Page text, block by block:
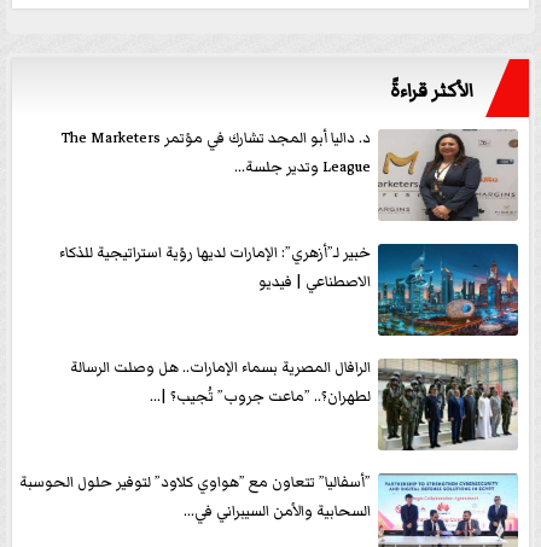
الأكثر قراءةً
د. داليا أبو المجد تشارك في مؤتمر The Marketers
League وتدير جلسة...
خبير لـ”أزهري”: الإمارات لديها رؤية استراتيجية للذكاء
الاصطناعي | فيديو
الرافال المصرية بسماء الإمارات.. هل وصلت الرسالة
لطهران؟.. ”ماعت جروب” تُجيب؟ |...
”أسفاليا” تتعاون مع ”هواوي كلاود” لتوفير حلول الحوسبة
السحابية والأمن السيبراني في...